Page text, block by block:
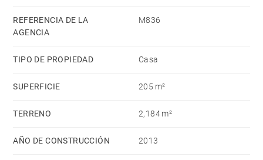
REFERENCIA DE LA
AGENCIA
M836
TIPO DE PROPIEDAD Casa
SUPERFICIE 205 m²
TERRENO 2,184 m²
AÑO DE CONSTRUCCIÓN 2013